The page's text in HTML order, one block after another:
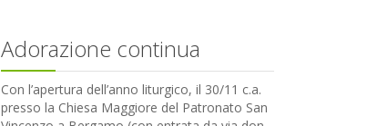
Adorazione continua
Con l’apertura dell’anno liturgico, il 30/11 c.a.
presso la Chiesa Maggiore del Patronato San